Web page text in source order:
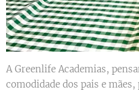
A Greenlife Academias,
comodidade dos pais e